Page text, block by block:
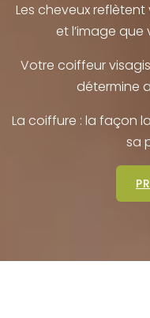
Les cheveux
et l’image
Votre coiffeur
détermine
La coiffure : la façon
sa